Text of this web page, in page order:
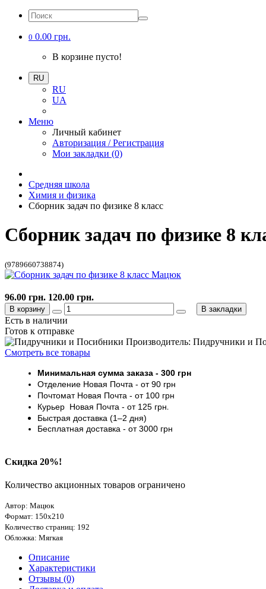
0 0.00 грн.
В корзине пусто!
RU
RU
UA
Меню
Личный кабинет
Авторизация / Регистрация
Мои закладки (0)
Средняя школа
Химия и физика
Сборник задач по физике 8 класс
Сборник задач по физике 8
(9789660738874)
Есть в наличии
Готов к отправке
Производитель: Пидручники и
Смотреть все товары
Минимальная сумма заказа - 300 грн
Отделение Новая Почта - от 90 грн
ПочтоматНовая Почта - от 100 грн
Курьер Новая Почта - от 125 грн.
Быстрая доставка (1–2 дня)
Бесплатная доставка - от 3000 грн
Скидка 20%!
Количество акционных товаров ограничено
Автор: Мацюк
Формат: 150х210
Количество страниц: 192
Обложка: Мягкая
96.00 грн. 120.00 грн.
В корзину В закладки
Описание
Характеристики
Отзывы (0)